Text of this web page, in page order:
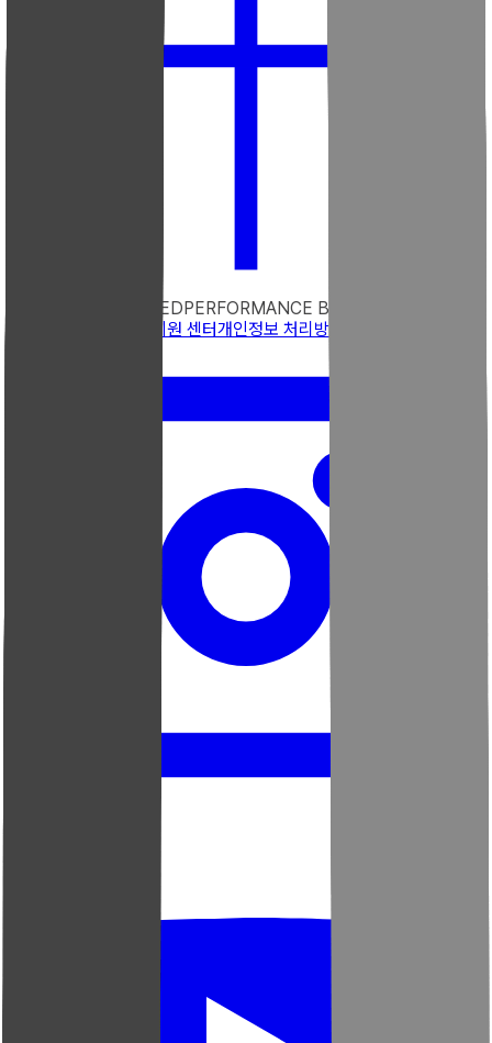
TRUST ENGINEERED PERFORMANCE BOOSTED
지원 센터개인정보 처리방침